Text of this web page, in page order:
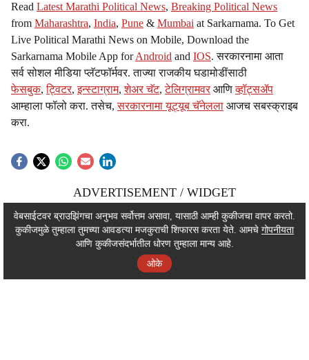
Read Latest Marathi Political News, Breaking Political News
from Maharashtra, India, Pune & Mumbai at Sarkarnama. To Get
Live Political Marathi News on Mobile, Download the
Sarkarnama Mobile App forAndroid and IOS. सरकारनामा आता
सर्व सोशल मीडिया प्लॅटफॉर्मवर. ताज्या राजकीय घडामोडींसाठी
फेसबुक,ट्विटर,इन्स्टाग्राम,शेअर चॅट,टेलिग्रामवर आणिव्हॉट्सॲप
आम्हाला फॉलो करा. तसेच,सरकारनामा यूट्यूब चॅनेलला आजच सबस्क्राइब
करा.
ADVERTISEMENT / WIDGET
ADVERTISEMENT / WIDGET
ADVERTISEMENT / WIDGET
वेबसाईटवर ब्राउझिंगचा अनुभव सर्वोत्तम असावा, यासाठी आम्ही कुकीजचा वापर करतो.
कुकीजमुळे तुम्हाला तुमच्या आवडत्या मजकुराची शिफारस करता येते. आमचे गोपनीयता
आणि कुकीजसंदर्भातील धोरण तुम्हाला मान्य आहे.
ओके